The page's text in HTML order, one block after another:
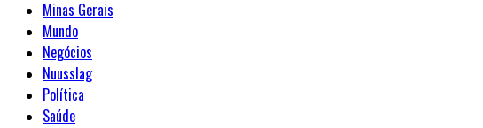
Minas Gerais
Mundo
Negócios
Nuusslag
Política
Saúde